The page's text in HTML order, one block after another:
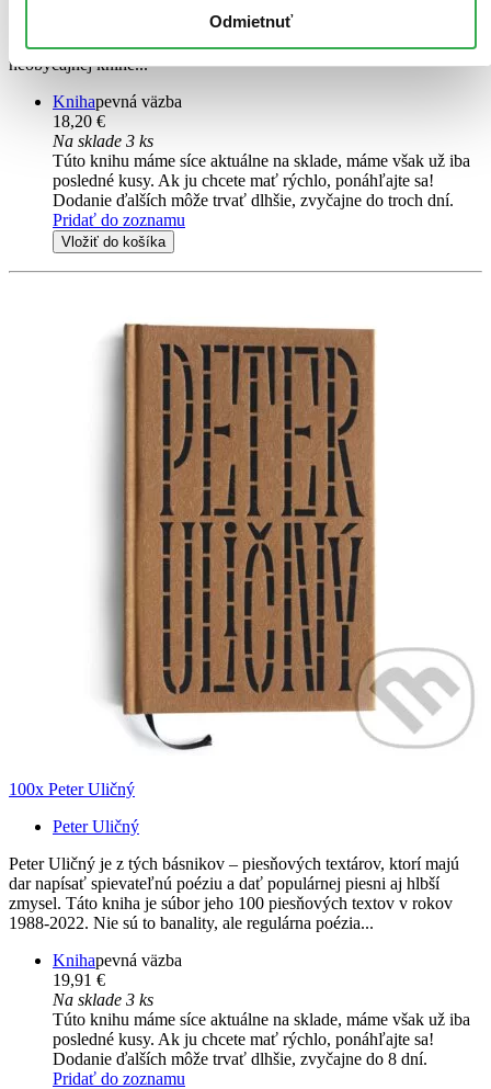
Odmietnuť
legendárneho slovenského básnika Kamila Peteraja a fascinujúce
ilustrácie renomovaného výtvarníka Martina Augustína v
neobyčajnej knihe...
Knihapevná väzba
18,20 €
Na sklade 3 ks
Túto knihu máme síce aktuálne na sklade, máme však už iba
posledné kusy. Ak ju chcete mať rýchlo, ponáhľajte sa!
Dodanie ďalších môže trvať dlhšie, zvyčajne do troch dní.
Pridať do zoznamu
Vložiť do košíka
100x Peter Uličný
Peter Uličný
Peter Uličný je z tých básnikov – piesňových textárov, ktorí majú
dar napísať spievateľnú poéziu a dať populárnej piesni aj hlbší
zmysel. Táto kniha je súbor jeho 100 piesňových textov v rokov
1988-2022. Nie sú to banality, ale regulárna poézia...
Knihapevná väzba
19,91 €
Na sklade 3 ks
Túto knihu máme síce aktuálne na sklade, máme však už iba
posledné kusy. Ak ju chcete mať rýchlo, ponáhľajte sa!
Dodanie ďalších môže trvať dlhšie, zvyčajne do 8 dní.
Pridať do zoznamu